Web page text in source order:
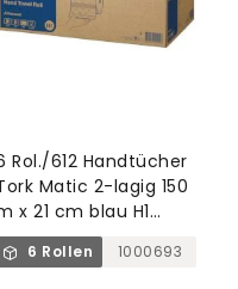
Rol./612 Handtücher
Matic 2-lagig 150
x 21 cm blau H1
6 Rollen 1000693